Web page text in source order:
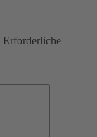
Erforderliche